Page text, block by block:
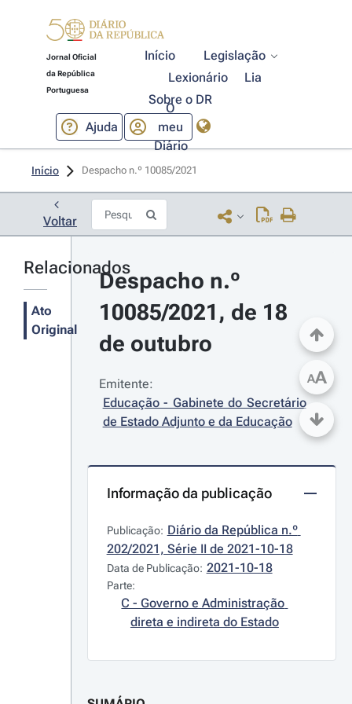
Jornal Oficial
da República
Portuguesa
Início
Legislação
Lexionário
Lia
Sobre o DR
Ajuda
O
meu
Diário
Início Despacho n.º 10085/2021
Voltar
Relacionados
Ato
Original
Despacho n.º
10085/2021, de 18
de outubro
Emitente:
Educação - Gabinete do Secretário
de Estado Adjunto e da Educação
Informação da publicação
Publicação: Diário da República n.º
202/2021, Série II de 2021-10-18
Data de Publicação: 2021-10-18
Parte:
C - Governo e Administração
direta e indireta do Estado
AA